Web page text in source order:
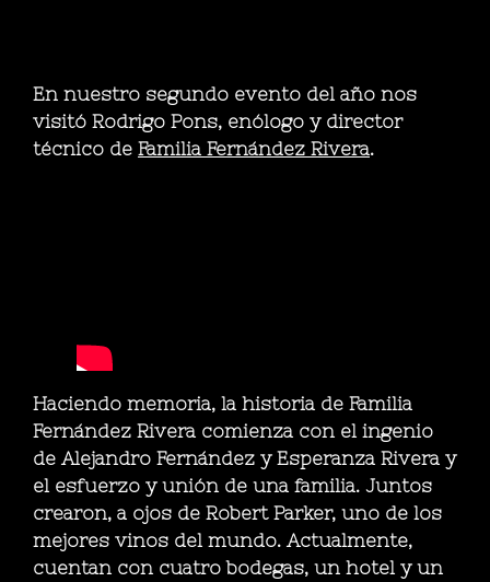
En nuestro segundo evento del año nos
visitó Rodrigo Pons, enólogo y director
técnico de Familia Fernández Rivera.
Haciendo memoria, la historia de Familia
Fernández Rivera comienza con el ingenio
de Alejandro Fernández y Esperanza Rivera y
el esfuerzo y unión de una familia. Juntos
crearon, a ojos de Robert Parker, uno de los
mejores vinos del mundo. Actualmente,
cuentan con cuatro bodegas, un hotel y un